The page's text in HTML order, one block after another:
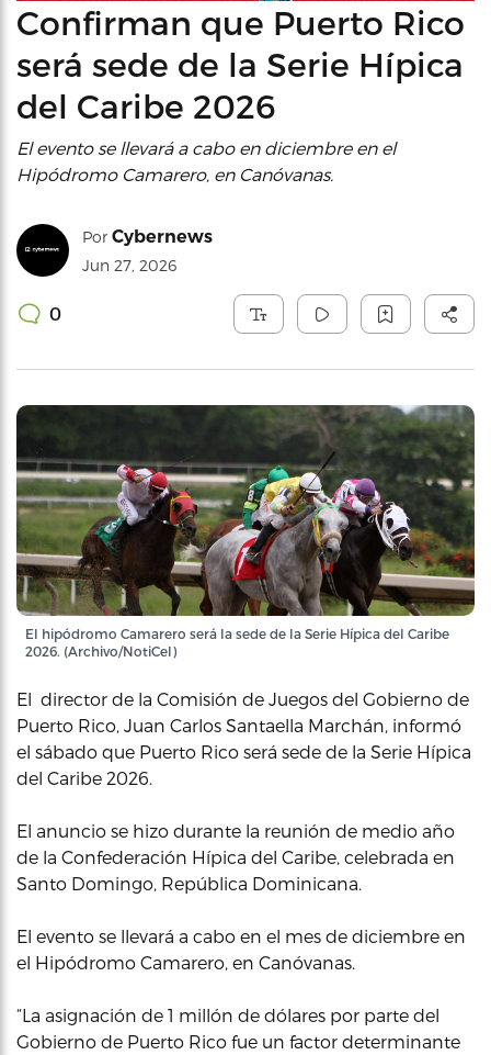
Confirman que Puerto Rico
será sede de la Serie Hípica
del Caribe 2026
El evento se llevará a cabo en diciembre en el
Hipódromo Camarero, en Canóvanas.
Por Cybernews
Jun 27, 2026
0
El hipódromo Camarero será la sede de la Serie Hípica del Caribe
2026. (Archivo/NotiCel)
El director de la Comisión de Juegos del Gobierno de
Puerto Rico, Juan Carlos Santaella Marchán, informó
el sábado que Puerto Rico será sede de la Serie Hípica
del Caribe 2026.
El anuncio se hizo durante la reunión de medio año
de la Confederación Hípica del Caribe, celebrada en
Santo Domingo, República Dominicana.
El evento se llevará a cabo en el mes de diciembre en
el Hipódromo Camarero, en Canóvanas.
“La asignación de 1 millón de dólares por parte del
Gobierno de Puerto Rico fue un factor determinante